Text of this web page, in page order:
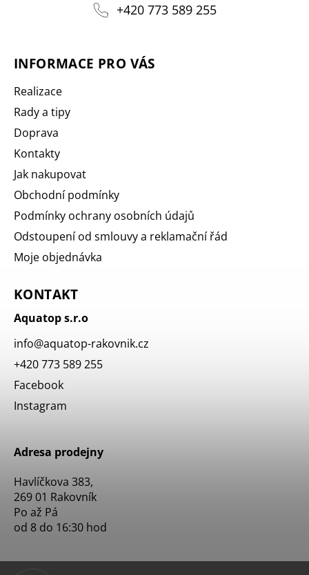
+420 773 589 255
INFORMACE PRO VÁS
Realizace
Rady a tipy
Doprava
Kontakty
Jak nakupovat
Obchodní podmínky
Podmínky ochrany osobních údajů
Odstoupení od smlouvy a reklamační řád
Moje objednávka
KONTAKT
Aquatop s.r.o
info@aquatop-rakovnik.cz
+420 773 589 255
Facebook
Instagram
Adresa prodejny
Havlíčkova 383,
269 01 Rakovník
Po až Pá
od 8 do 16:30 hod